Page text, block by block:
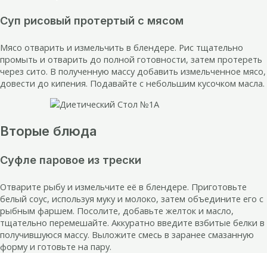
Суп рисовый протертый с мясом
Мясо отварить и измельчить в блендере. Рис тщательно
промыть и отварить до полной готовности, затем протереть
через сито. В полученную массу добавить измельченное мясо,
довести до кипения. Подавайте с небольшим кусочком масла.
Вторые блюда
Суфле паровое из трески
Отварите рыбу и измельчите её в блендере. Приготовьте
белый соус, используя муку и молоко, затем объедините его с
рыбным фаршем. Посолите, добавьте желток и масло,
тщательно перемешайте. Аккуратно введите взбитые белки в
получившуюся массу. Выложите смесь в заранее смазанную
форму и готовьте на пару.